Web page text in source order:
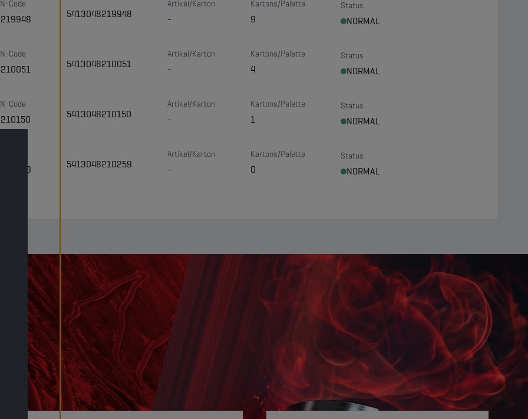
Code
5413048219948
Artikel/Karton
-
Kartons/Palette
9
Status
NORMAL
Code
5413048210051
Artikel/Karton
-
Kartons/Palette
4
Status
NORMAL
Code
5413048210150
Artikel/Karton
-
Kartons/Palette
1
Status
NORMAL
8210259 5413048210259
Artikel/Karton
-
Kartons/Palette
0
Status
NORMAL